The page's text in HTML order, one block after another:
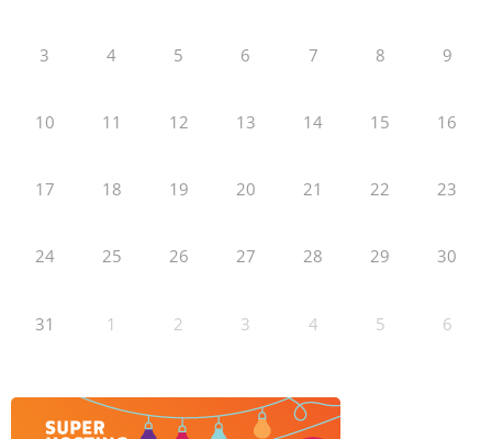
3 4 5 6 7 8 9
10 11 12 13 14 15 16
17 18 19 20 21 22 23
24 25 26 27 28 29 30
31 1 2 3 4 5 6